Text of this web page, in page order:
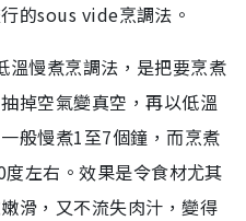
的sous vide烹調法。
慢煮烹調法，是把要烹煮
掉空氣變真空，再以低溫
般慢煮1至7個鐘，而烹煮
左右。效果是令食材尤其
滑，又不流失肉汁，變得